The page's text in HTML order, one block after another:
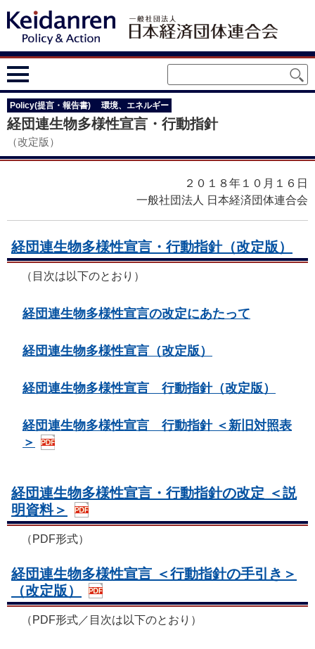
Policy(提言・報告書) 環境、エネルギー
経団連生物多様性宣言・行動指針
（改定版）
２０１８年１０月１６日
一般社団法人 日本経済団体連合会
経団連生物多様性宣言・行動指針（改定版）
（目次は以下のとおり）
経団連生物多様性宣言の改定にあたって
経団連生物多様性宣言（改定版）
経団連生物多様性宣言 行動指針（改定版）
経団連生物多様性宣言 行動指針 ＜新旧対照表
＞
経団連生物多様性宣言・行動指針の改定 ＜説
明資料＞
（PDF形式）
経団連生物多様性宣言 ＜行動指針の手引き＞
（改定版）
（PDF形式／目次は以下のとおり）